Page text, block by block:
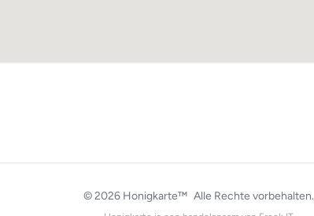
© 2026 Honigkarte™ Alle Rechte vorbehalten.